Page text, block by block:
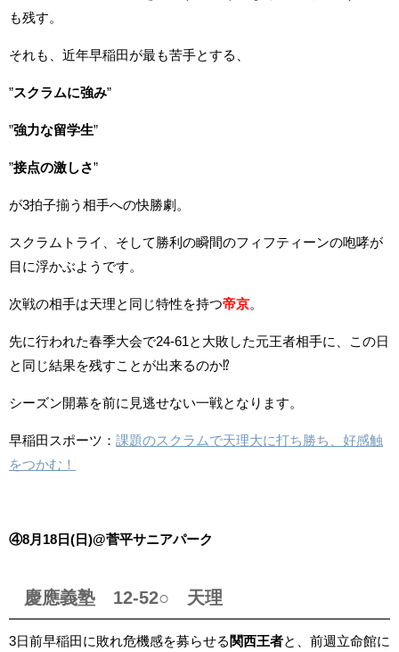
も残す。
それも、近年早稲田が最も苦手とする、
”スクラムに強み”
”強力な留学生”
”接点の激しさ”
が3拍子揃う相手への快勝劇。
スクラムトライ、そして勝利の瞬間のフィフティーンの咆哮が
目に浮かぶようです。
次戦の相手は天理と同じ特性を持つ帝京。
先に行われた春季大会で24-61と大敗した元王者相手に、この日
と同じ結果を残すことが出来るのか⁉
シーズン開幕を前に見逃せない一戦となります。
早稲田スポーツ： 課題のスクラムで天理大に打ち勝ち、好感触
をつかむ！
④8月18日(日)@菅平サニアパーク
慶應義塾 12-52○ 天理
3日前早稲田に敗れ危機感を募らせる 関西王者 と、前週立命館に